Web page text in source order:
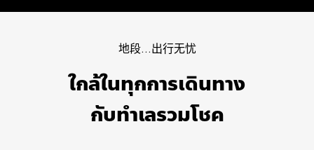
地段...出行无忧
ใกล้ในทุกการเดินทาง
กับทำเลรวมโชค